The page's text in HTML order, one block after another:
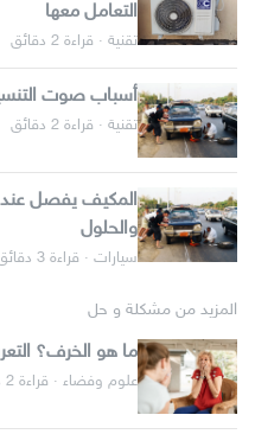
التعامل معها
تقنية · قراءة 2 دقائق
أسباب صوت
تقنية · قراءة 2 دقائق
المكيف يفصل عند
والحلول
سيارات · قراءة 3 دقائق
المزيد من مشكلة و حل
ما هو الخرف؟
علوم وفضاء · قراءة 2 دقائق